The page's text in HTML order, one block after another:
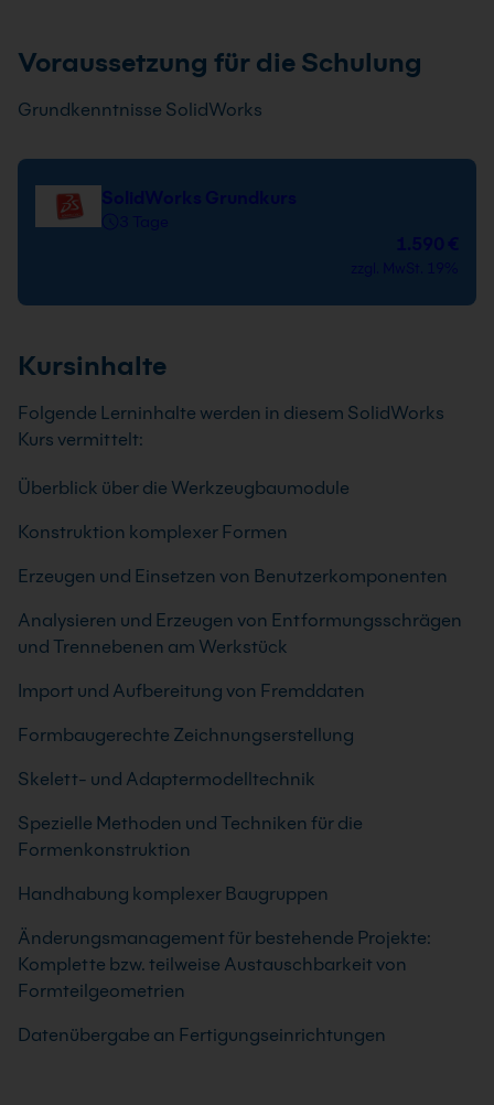
Voraussetzung für die Schulung
Grundkenntnisse SolidWorks
Kursinhalte
Folgende Lerninhalte werden in diesem SolidWorks
Kurs vermittelt:
Überblick über die Werkzeugbaumodule
Konstruktion komplexer Formen
Erzeugen und Einsetzen von Benutzerkomponenten
Analysieren und Erzeugen von Entformungsschrägen
und Trennebenen am Werkstück
Import und Aufbereitung von Fremddaten
Formbaugerechte Zeichnungserstellung
Skelett- und Adaptermodelltechnik
Spezielle Methoden und Techniken für die
Formenkonstruktion
Handhabung komplexer Baugruppen
Änderungsmanagement für bestehende Projekte:
Komplette bzw. teilweise Austauschbarkeit von
Formteilgeometrien
Datenübergabe an Fertigungseinrichtungen